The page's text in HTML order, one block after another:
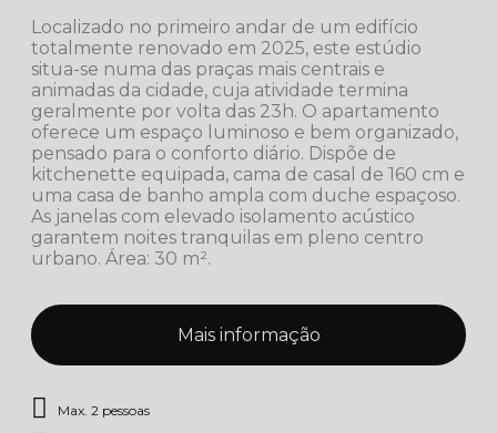
Localizado no primeiro andar de um edifício
totalmente renovado em 2025, este estúdio
situa-se numa das praças mais centrais e
animadas da cidade, cuja atividade termina
geralmente por volta das 23h. O apartamento
oferece um espaço luminoso e bem organizado,
pensado para o conforto diário. Dispõe de
kitchenette equipada, cama de casal de 160 cm e
uma casa de banho ampla com duche espaçoso.
As janelas com elevado isolamento acústico
garantem noites tranquilas em pleno centro
urbano. Área: 30 m².
Mais informação
Max. 2 pessoas